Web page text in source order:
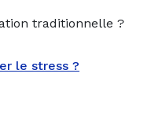
traditionnelle ?
le stress ?